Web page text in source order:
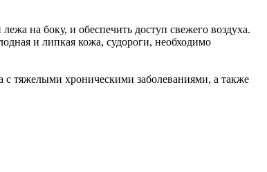
на боку, и обеспечить доступ свежего воздуха.
и липкая кожа, судороги, необходимо
тяжелыми хроническими заболеваниями, а также